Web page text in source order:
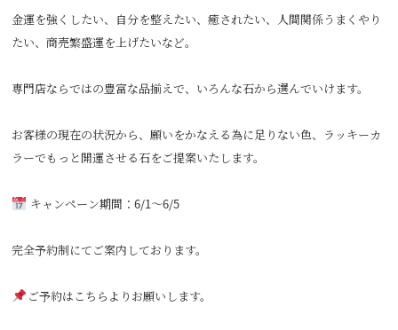
金運を強くしたい、自分を整えたい、癒されたい、人間関係うまくやり
たい、商売繁盛運を上げたいなど。
専門店ならではの豊富な品揃えで、いろんな石から選んでいけます。
お客様の現在の状況から、願いをかなえる為に足りない色、ラッキーカ
ラーでもっと開運させる石をご提案いたします。
キャンペーン期間：6/1～6/5
完全予約制にてご案内しております。
ご予約はこちらよりお願いします。